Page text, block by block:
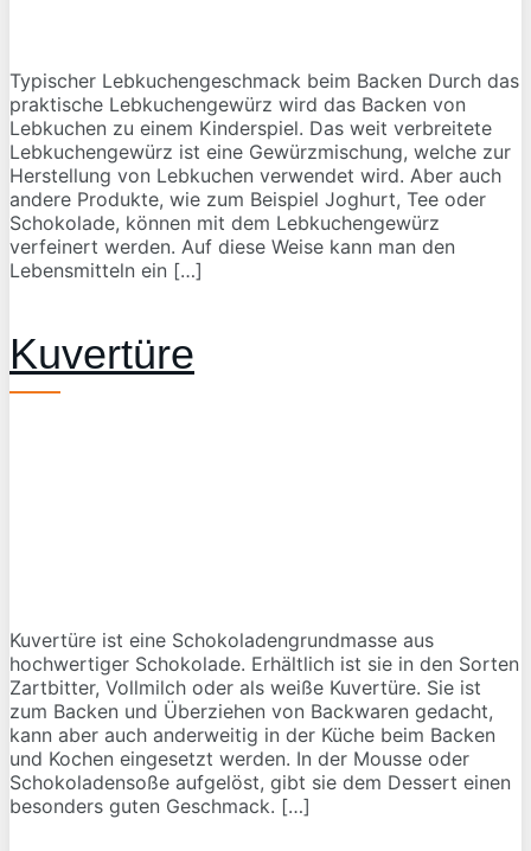
Typischer Lebkuchengeschmack beim Backen Durch das
praktische Lebkuchengewürz wird das Backen von
Lebkuchen zu einem Kinderspiel. Das weit verbreitete
Lebkuchengewürz ist eine Gewürzmischung, welche zur
Herstellung von Lebkuchen verwendet wird. Aber auch
andere Produkte, wie zum Beispiel Joghurt, Tee oder
Schokolade, können mit dem Lebkuchengewürz
verfeinert werden. Auf diese Weise kann man den
Lebensmitteln ein […]
Kuvertüre
Kuvertüre ist eine Schokoladengrundmasse aus
hochwertiger Schokolade. Erhältlich ist sie in den Sorten
Zartbitter, Vollmilch oder als weiße Kuvertüre. Sie ist
zum Backen und Überziehen von Backwaren gedacht,
kann aber auch anderweitig in der Küche beim Backen
und Kochen eingesetzt werden. In der Mousse oder
Schokoladensoße aufgelöst, gibt sie dem Dessert einen
besonders guten Geschmack. […]